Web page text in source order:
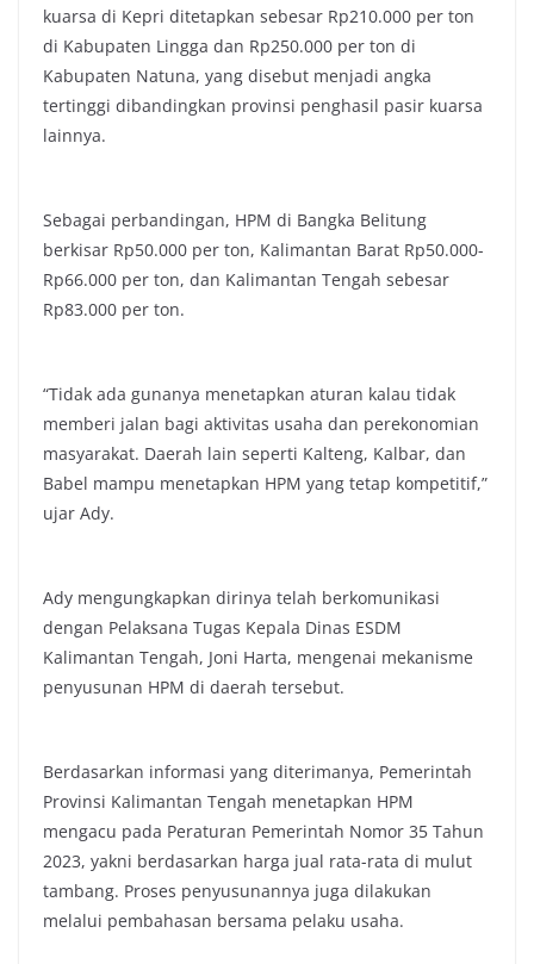
kuarsa di Kepri ditetapkan sebesar Rp210.000 per ton
di Kabupaten Lingga dan Rp250.000 per ton di
Kabupaten Natuna, yang disebut menjadi angka
tertinggi dibandingkan provinsi penghasil pasir kuarsa
lainnya.
Sebagai perbandingan, HPM di Bangka Belitung
berkisar Rp50.000 per ton, Kalimantan Barat Rp50.000-
Rp66.000 per ton, dan Kalimantan Tengah sebesar
Rp83.000 per ton.
“Tidak ada gunanya menetapkan aturan kalau tidak
memberi jalan bagi aktivitas usaha dan perekonomian
masyarakat. Daerah lain seperti Kalteng, Kalbar, dan
Babel mampu menetapkan HPM yang tetap kompetitif,”
ujar Ady.
Ady mengungkapkan dirinya telah berkomunikasi
dengan Pelaksana Tugas Kepala Dinas ESDM
Kalimantan Tengah, Joni Harta, mengenai mekanisme
penyusunan HPM di daerah tersebut.
Berdasarkan informasi yang diterimanya, Pemerintah
Provinsi Kalimantan Tengah menetapkan HPM
mengacu pada Peraturan Pemerintah Nomor 35 Tahun
2023, yakni berdasarkan harga jual rata-rata di mulut
tambang. Proses penyusunannya juga dilakukan
melalui pembahasan bersama pelaku usaha.